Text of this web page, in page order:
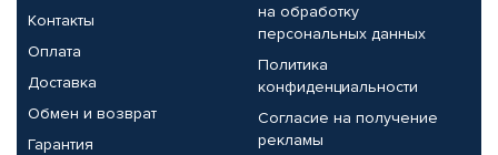
Контакты
Оплата
Доставка
Обмен и возврат
Гарантия
на обработку
персональных данных
Политика
конфиденциальности
Согласие на получение
рекламы